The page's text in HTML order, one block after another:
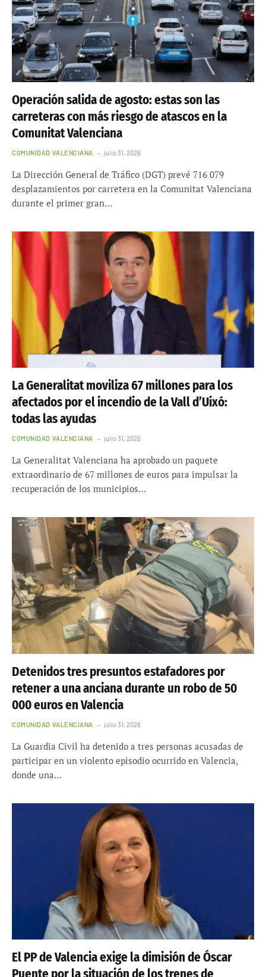
Operación salida de agosto: estas son las
carreteras con más riesgo de atascos en la
Comunitat Valenciana
COMUNIDAD VALENCIANA julio 31, 2026
La Dirección General de Tráfico (DGT) prevé 716 079
desplazamientos por carretera en la Comunitat Valenciana
durante el primer gran…
La Generalitat moviliza 67 millones para los
afectados por el incendio de la Vall d’Uixó:
todas las ayudas
COMUNIDAD VALENCIANA julio 31, 2026
La Generalitat Valenciana ha aprobado un paquete
extraordinario de 67 millones de euros para impulsar la
recuperación de los municipios…
Detenidos tres presuntos estafadores por
retener a una anciana durante un robo de 50
000 euros en Valencia
COMUNIDAD VALENCIANA julio 31, 2026
La Guardia Civil ha detenido a tres personas acusadas de
participar en un violento episodio ocurrido en Valencia,
donde una…
El PP de Valencia exige la dimisión de Óscar